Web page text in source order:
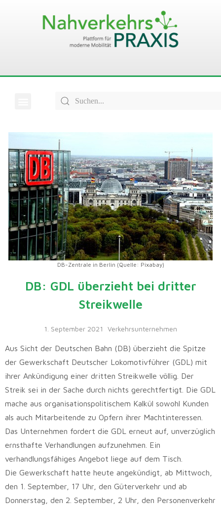
DB-Zentrale in Berlin (Quelle: Pixabay)
DB: GDL überzieht bei dritter
Streikwelle
1. September 2021 Verkehrsunternehmen
Aus Sicht der Deutschen Bahn (DB) überzieht die Spitze
der Gewerkschaft Deutscher Lokomotivführer (GDL) mit
ihrer Ankündigung einer dritten Streikwelle völlig. Der
Streik sei in der Sache durch nichts gerechtfertigt. Die GDL
mache aus organisationspolitischem Kalkül sowohl Kunden
als auch Mitarbeitende zu Opfern ihrer Machtinteressen.
Das Unternehmen fordert die GDL erneut auf, unverzüglich
ernsthafte Verhandlungen aufzunehmen. Ein
verhandlungsfähiges Angebot liege auf dem Tisch.
Die Gewerkschaft hatte heute angekündigt, ab Mittwoch,
den 1. September, 17 Uhr, den Güterverkehr und ab
Donnerstag, den 2. September, 2 Uhr, den Personenverkehr